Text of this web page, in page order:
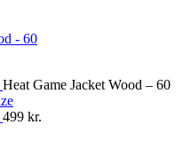
Heat Game Jacket Wood – 60
499 kr.